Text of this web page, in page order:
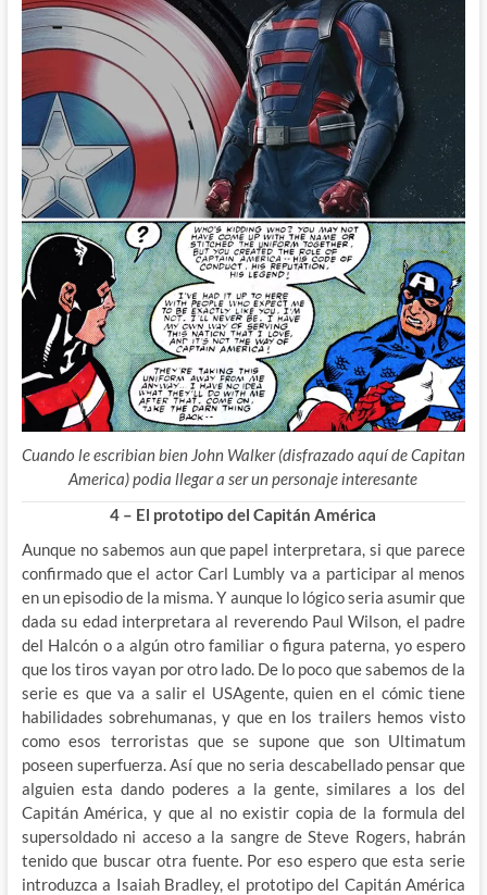
Cuando le escribian bien John Walker (disfrazado aquí de Capitan
America) podia llegar a ser un personaje interesante
4 – El prototipo del Capitán América
Aunque no sabemos aun que papel interpretara, si que parece
confirmado que el actor Carl Lumbly va a participar al menos
en un episodio de la misma. Y aunque lo lógico seria asumir que
dada su edad interpretara al reverendo Paul Wilson, el padre
del Halcón o a algún otro familiar o figura paterna, yo espero
que los tiros vayan por otro lado. De lo poco que sabemos de la
serie es que va a salir el USAgente, quien en el cómic tiene
habilidades sobrehumanas, y que en los trailers hemos visto
como esos terroristas que se supone que son Ultimatum
poseen superfuerza. Así que no seria descabellado pensar que
alguien esta dando poderes a la gente, similares a los del
Capitán América, y que al no existir copia de la formula del
supersoldado ni acceso a la sangre de Steve Rogers, habrán
tenido que buscar otra fuente. Por eso espero que esta serie
introduzca a Isaiah Bradley, el prototipo del Capitán América